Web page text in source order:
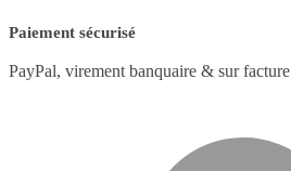
Paiement sécurisé
PayPal, virement banquaire & sur facture